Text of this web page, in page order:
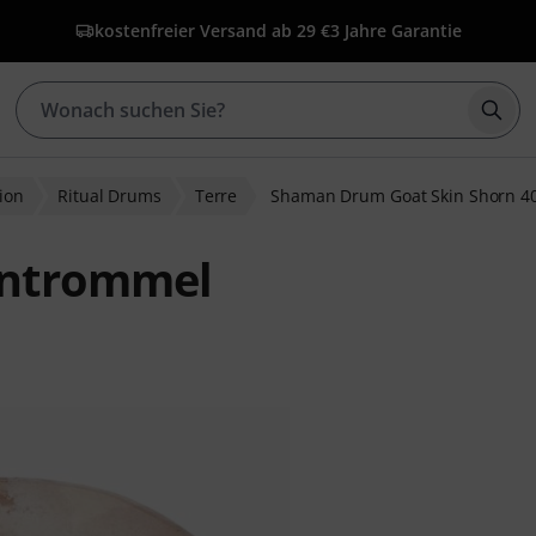
kostenfreier Versand ab 29 €3 Jahre Garantie
Ritual Drums Terre Shaman Drum Goat Skin Shorn